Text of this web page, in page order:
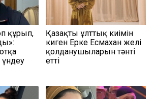
құрып,
үндеу
Қазақтың ұлттық киімін
киген Ерке Есмахан желі
қолданушыларын тәнті
етті